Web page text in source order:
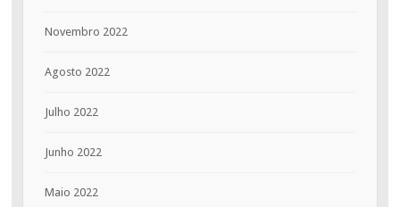
Novembro 2022
Agosto 2022
Julho 2022
Junho 2022
Maio 2022